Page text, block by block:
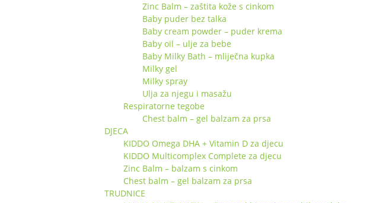
Zinc Balm – zaštita kože s cinkom
Baby puder bez talka
Baby cream powder – puder krema
Baby oil – ulje za bebe
Baby Milky Bath – mliječna kupka
Milky gel
Milky spray
Ulja za njegu i masažu
Respiratorne tegobe
Chest balm – gel balzam za prsa
DJECA
KIDDO Omega DHA + Vitamin D za djecu
KIDDO Multicomplex Complete za djecu
Zinc Balm – balzam s cinkom
Chest balm – gel balzam za prsa
TRUDNICE